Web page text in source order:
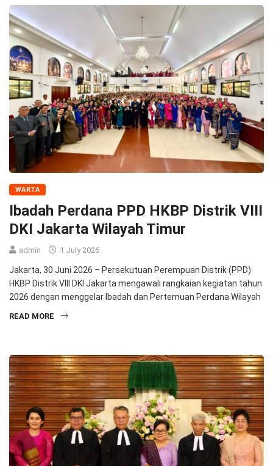
WARTA
Ibadah Perdana PPD HKBP Distrik VIII
DKI Jakarta Wilayah Timur
admin 1 July 2026
Jakarta, 30 Juni 2026 – Persekutuan Perempuan Distrik (PPD)
HKBP Distrik VIII DKI Jakarta mengawali rangkaian kegiatan tahun
2026 dengan menggelar Ibadah dan Pertemuan Perdana Wilayah
READ MORE